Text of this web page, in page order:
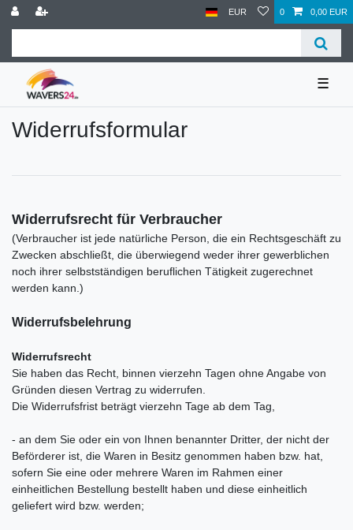
EUR 0 0,00 EUR
☰
Widerrufs­formular
Widerrufsrecht für Verbraucher
(Verbraucher ist jede natürliche Person, die ein Rechtsgeschäft zu
Zwecken abschließt, die überwiegend weder ihrer gewerblichen
noch ihrer selbstständigen beruflichen Tätigkeit zugerechnet
werden kann.)
Widerrufsbelehrung
Widerrufsrecht
Sie haben das Recht, binnen vierzehn Tagen ohne Angabe von
Gründen diesen Vertrag zu widerrufen.
Die Widerrufsfrist beträgt vierzehn Tage ab dem Tag,
- an dem Sie oder ein von Ihnen benannter Dritter, der nicht der
Beförderer ist, die Waren in Besitz genommen haben bzw. hat,
sofern Sie eine oder mehrere Waren im Rahmen einer
einheitlichen Bestellung bestellt haben und diese einheitlich
geliefert wird bzw. werden;